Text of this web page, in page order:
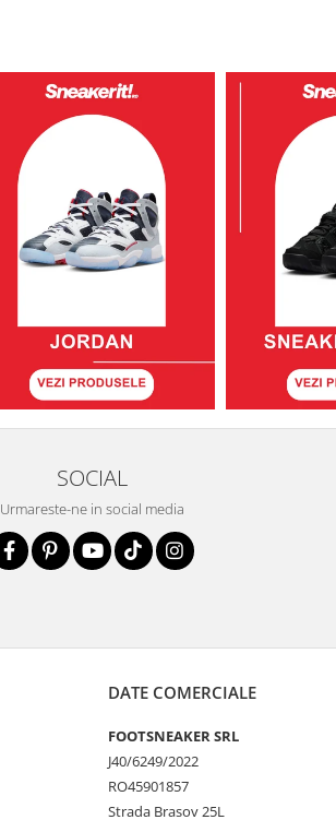
SOCIAL
Urmareste-ne in social media
DATE COMERCIALE
FOOTSNEAKER SRL
J40/6249/2022
RO45901857
Strada Brasov 25L